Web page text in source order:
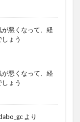
が悪くなって、経
ょう
が悪くなって、経
ょう
より